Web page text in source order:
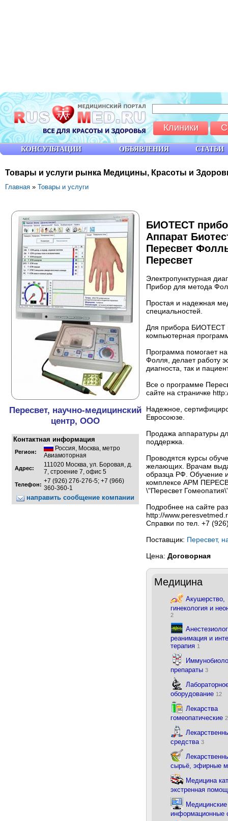
Товары и услуги рынка Медицины, Красоты и
Главная » Товары и услуги
Пересвет, научно-медицинский
центр, ООО
Контактная информация
Регион: Россия, Москва, метро
Авиамоторная
Адрес:
111020 Москва, ул. Боровая, д.
7, строение 7, офис 5
Телефон: +7 (926) 276-276-5; +7 (966)
360-360-1
направить сообщение компании
БИОТЕСТ
Аппарат
Пересвет
Пересвет
Электропунктурная
Прибор для метода
Простая и надежная
специальностей.
Для прибора БИОТЕСТ
компьютерная
Программа помогает
Фолля, делает работу
диагноста, так и
Все о программе
сайте на страничке
Надежное,
Евросоюзе.
Продажа аппаратуры
поддержка.
Проводятся курсы
желающих. Врачам
образца РФ. Обучение
комплексе АРМ
\"Пересвет
Подробнее на сайте
http://
Справки по тел. +7
Поставщик: Пересвет,
Цена: Договорная
Медицина
Акушерство,
гинекология и
2
реанимация и
терапия 1
препараты 3
оборудование 12
Лекарства
гомеопатические
средства 3
сырьё, эфирные
Медицина
экстренная
Медицинские
информационные
КОНСУЛЬТАЦИИ ОБЪЯВЛЕНИЯ СТАТЬИ
Клиники